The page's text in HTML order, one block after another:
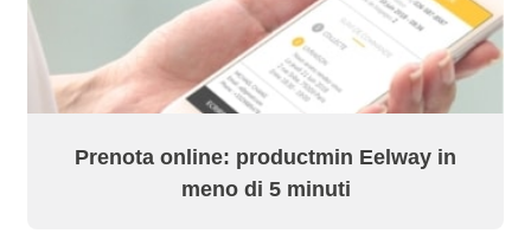
Prenota online: productmin Eelway in
meno di 5 minuti